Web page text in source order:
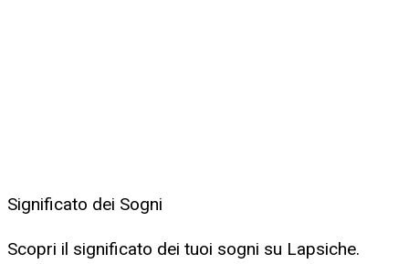
Significato dei Sogni
Scopri il significato dei tuoi sogni su Lapsiche.